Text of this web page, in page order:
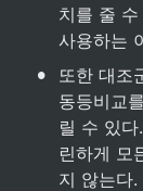
치를 줄
사용하는
•
또한 대조
동등비교
릴 수 있
린하게 모
지 않는다